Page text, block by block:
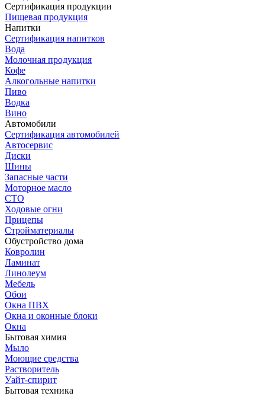
Сертификация продукции
Пищевая продукция
Напитки
Сертификация напитков
Вода
Молочная продукция
Кофе
Алкогольные напитки
Пиво
Водка
Вино
Автомобили
Сертификация автомобилей
Автосервис
Диски
Шины
Запасные части
Моторное масло
СТО
Ходовые огни
Прицепы
Стройматериалы
Обустройство дома
Ковролин
Ламинат
Линолеум
Мебель
Обои
Окна ПВХ
Окна и оконные блоки
Окна
Бытовая химия
Мыло
Моющие средства
Растворитель
Уайт-спирит
Бытовая техника